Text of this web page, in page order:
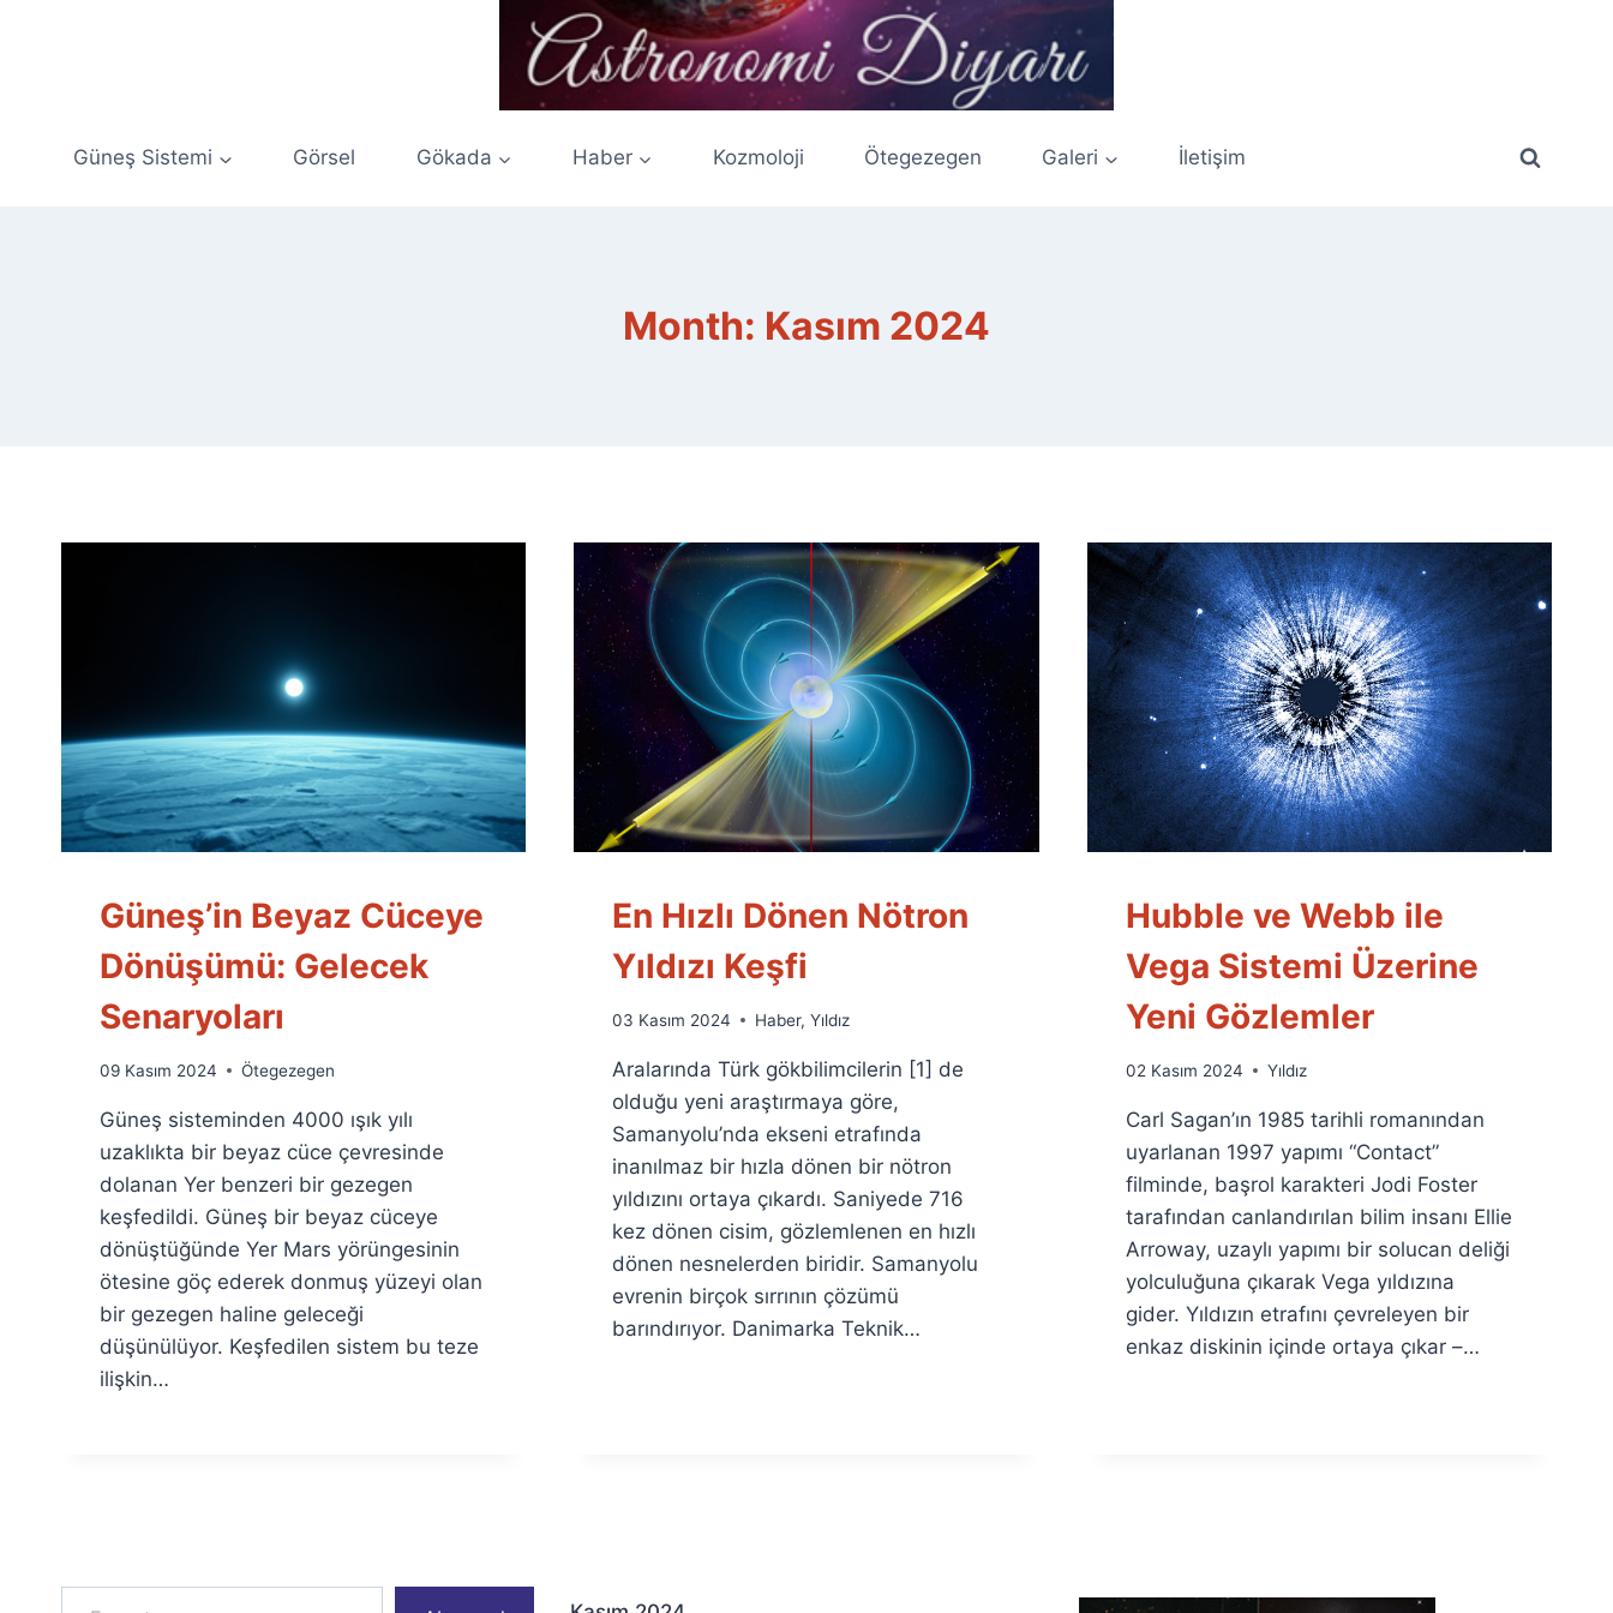
Güneş Sistemi Görsel Gökada Haber Kozmoloji Ötegezegen Galeri İletişim
Month: Kasım 2024
Güneş’in Beyaz Cüceye
Dönüşümü: Gelecek
Senaryoları
By
Fuat
Özyar
09 Kasım 2024 Ötegezegen
Güneş sisteminden 4000 ışık yılı
uzaklıkta bir beyaz cüce çevresinde
dolanan Yer benzeri bir gezegen
keşfedildi. Güneş bir beyaz cüceye
dönüştüğünde Yer Mars yörüngesinin
ötesine göç ederek donmuş yüzeyi olan
bir gezegen haline geleceği
düşünülüyor. Keşfedilen sistem bu teze
ilişkin…
En Hızlı Dönen Nötron
Yıldızı Keşfi
By
Fuat
Özyar
03 Kasım 2024 Haber,Yıldız
Aralarında Türk gökbilimcilerin [1] de
olduğu yeni araştırmaya göre,
Samanyolu’nda ekseni etrafında
inanılmaz bir hızla dönen bir nötron
yıldızını ortaya çıkardı. Saniyede 716
kez dönen cisim, gözlemlenen en hızlı
dönen nesnelerden biridir. Samanyolu
evrenin birçok sırrının çözümü
barındırıyor. Danimarka Teknik…
Hubble ve Webb ile
Vega Sistemi Üzerine
Yeni Gözlemler
By
Fuat
Özyar
02 Kasım 2024 Yıldız
Carl Sagan’ın 1985 tarihli romanından
uyarlanan 1997 yapımı “Contact”
filminde, başrol karakteri Jodi Foster
tarafından canlandırılan bilim insanı Ellie
Arroway, uzaylı yapımı bir solucan deliği
yolculuğuna çıkarak Vega yıldızına
gider. Yıldızın etrafını çevreleyen bir
enkaz diskinin içinde ortaya çıkar –…
E-postanızı yazın…